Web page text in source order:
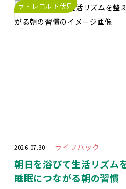
ラ・レコルト伏見
2026.07.30 ライフハック
朝日を浴びて生活リズム
睡眠につながる朝の習慣